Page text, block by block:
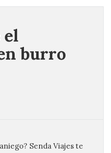
el
burro
Senda Viajes te